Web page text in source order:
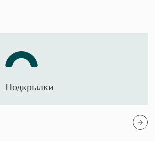
Подкрылки